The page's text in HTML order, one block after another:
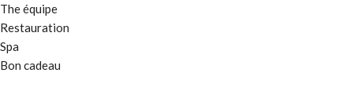
The équipe
Restauration
Spa
Bon cadeau